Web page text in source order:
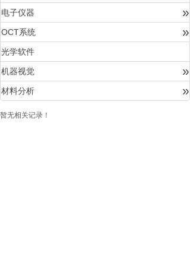
电子仪器 »
OCT系统 »
光学软件
机器视觉 »
材料分析 »
暂无相关记录！